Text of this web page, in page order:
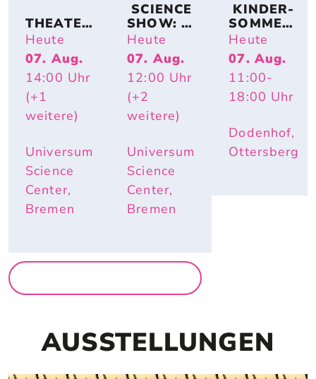
THEATER
KOLLEKT
IV
KA2OH –
DU. WIR.
UND ICH.
Heute
07. Aug.
14:00 Uhr
(+1
weitere)
Universum
Science
Center,
Bremen
SCIENCE
SHOW:
TIERISCH
HEISS – W
ARUM R
OTE W
ANGEN U
ND E
LEFANTE
IM S
OMMER N
ÜTZLICH
SIND
Heute
07. Aug.
12:00 Uhr
(+2
weitere)
Universum
Science
Center,
Bremen
KINDER-
SOMMER-
ACTION
Heute
07. Aug.
11:00-
18:00 Uhr
Dodenhof,
Ottersberg
AUSSTELLUNGEN